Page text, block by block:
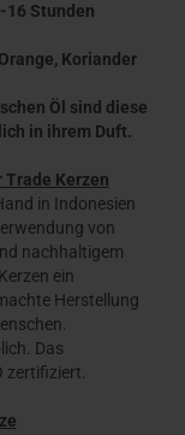
16 Stunden
Koriander
Öl sind diese
in ihrem Duft.
Kerzen
in Indonesien
von
nachhaltigem
ein
Herstellung
Das
zertifiziert.